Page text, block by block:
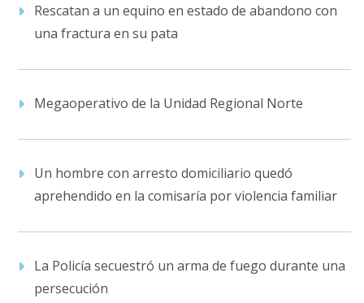
Rescatan a un equino en estado de abandono con
una fractura en su pata
Megaoperativo de la Unidad Regional Norte
Un hombre con arresto domiciliario quedó
aprehendido en la comisaría por violencia familiar
La Policía secuestró un arma de fuego durante una
persecución